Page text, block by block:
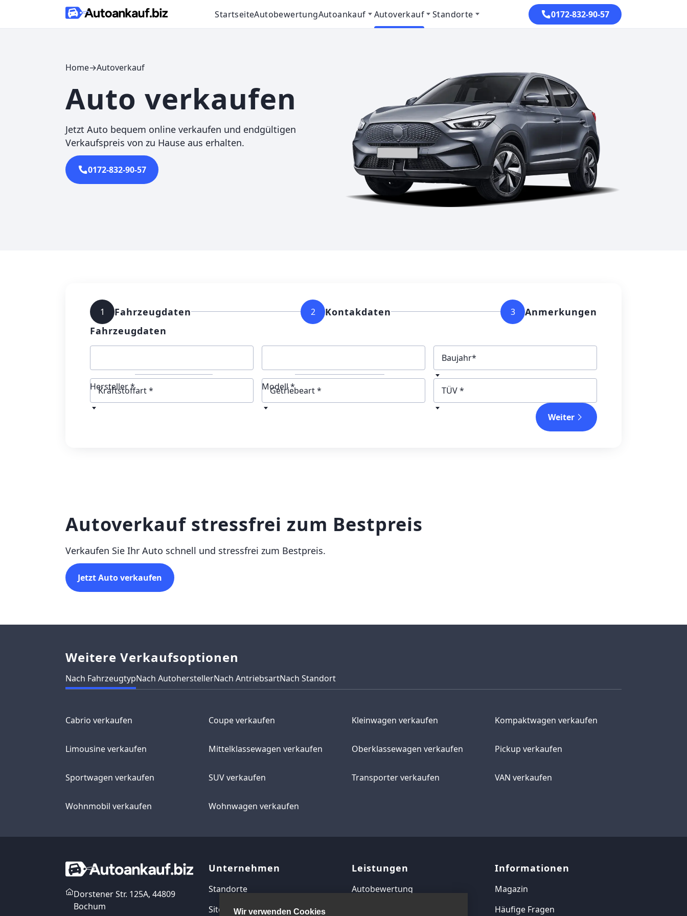
StartseiteAutobewertungAutoankauf Autoverkauf Standorte 0172-832-90-57
Home→Autoverkauf
Auto verkaufen
Jetzt Auto bequem online verkaufen und endgültigen
Verkaufspreis von zu Hause aus erhalten.
0172-832-90-57
1 Fahrzeugdaten 2 Kontakdaten 3
Anmerkungen
Fahrzeugdaten
Hersteller * Modell *
Baujahr
Weiter
Autoverkauf stressfrei zum Bestpreis
Verkaufen Sie Ihr Auto schnell und stressfrei zum Bestpreis.
Jetzt Auto verkaufen
Weitere Verkaufsoptionen
Nach FahrzeugtypNach AutoherstellerNach AntriebsartNach Standort
Cabrio verkaufen Coupe verkaufen Kleinwagen verkaufen Kompaktwagen verkaufen
Limousine verkaufen Mittelklassewagen verkaufen Oberklassewagen verkaufen Pickup verkaufen
Sportwagen verkaufen SUV verkaufen Transporter verkaufen VAN verkaufen
Wohnmobil verkaufen Wohnwagen verkaufen
Dorstener Str. 125A, 44809
Bochum
Unternehmen
Standorte
Sitemap
Leistungen
Autobewertung
Informationen
Magazin
Häufige Fragen
Wir verwenden Cookies